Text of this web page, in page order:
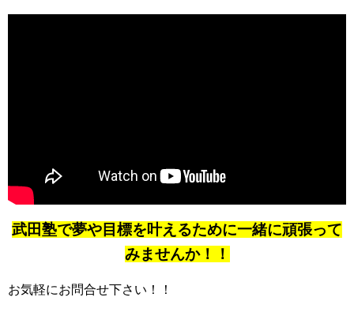
武田塾で夢や目標を叶えるために一緒に頑張って
みませんか！！
お気軽にお問合せ下さい！！